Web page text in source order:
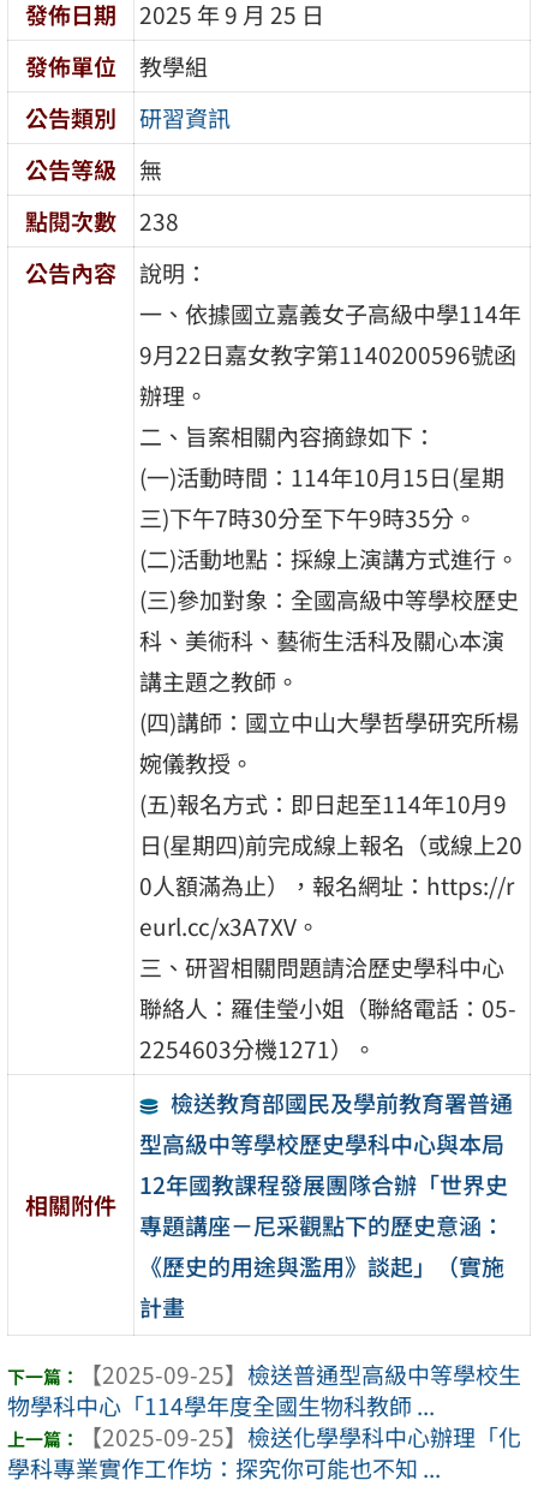
發佈日期
2025 年 9 月 25 日
發佈單位
教學組
公告類別
研習資訊
公告等級
無
點閱次數
238
公告內容
說明：
一、依據國立嘉義女子高級中學114年
9月22日嘉女教字第1140200596號函
辦理。
二、旨案相關內容摘錄如下：
(一)活動時間：114年10月15日(星期
三)下午7時30分至下午9時35分。
(二)活動地點：採線上演講方式進行。
(三)參加對象：全國高級中等學校歷史
科、美術科、藝術生活科及關心本演
講主題之教師。
(四)講師：國立中山大學哲學研究所楊
婉儀教授。
(五)報名方式：即日起至114年10月9
日(星期四)前完成線上報名（或線上20
0人額滿為止），報名網址：https://r
eurl.cc/x3A7XV。
三、研習相關問題請洽歷史學科中心
聯絡人：羅佳瑩小姐（聯絡電話：05-
2254603分機1271）。
相關附件
檢送教育部國民及學前教育署普通
型高級中等學校歷史學科中心與本局
12年國教課程發展團隊合辦「世界史
專題講座－尼采觀點下的歷史意涵：
《歷史的用途與濫用》談起」（實施
計畫
【2025-09-25】 檢送普通型高級中等學校生
物學科中心「114學年度全國生物科教師 ...
【2025-09-25】 檢送化學學科中心辦理「化
學科專業實作工作坊：探究你可能也不知 ...